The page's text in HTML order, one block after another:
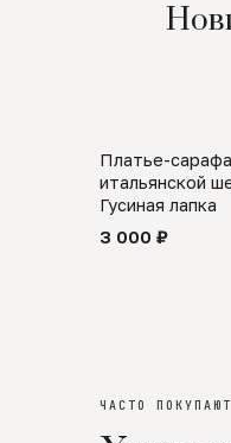
SALE
Платье-
итальянской
Гусиная лапка
3 000 ₽
ЧАСТО ПОКУПАЮТ